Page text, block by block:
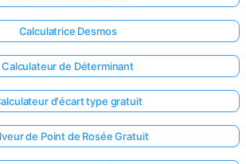
Calculatrice Desmos
Calculateur de Déterminant
d'écart type gratuit
de Point de Rosée Gratuit